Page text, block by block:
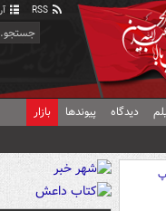
دیدگاه پیوندها بازار